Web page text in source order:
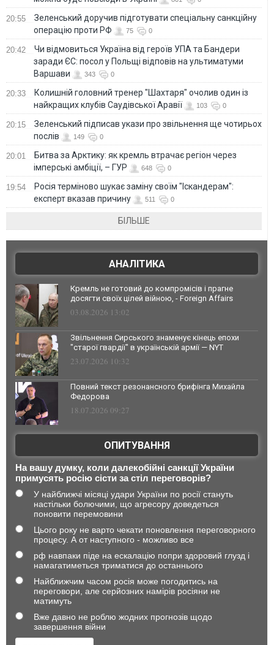
20:55
Зеленський доручив підготувати спеціальну санкційну
операцію проти РФ
75 0
20:42
Чи відмовиться Україна від героїв УПА та Бандери
заради ЄС: посол у Польщі відповів на ультиматуми
Варшави
343 0
20:33
Колишній головний тренер "Шахтаря" очолив один із
найкращих клубів Саудівської Аравії
103 0
20:15
Зеленський підписав укази про звільнення ще чотирьох
послів
149 0
20:01
Битва за Арктику: як кремль втрачає регіон через
імперські амбіції, – ГУР
648 0
19:54
Росія терміново шукає заміну своїм "Іскандерам":
експерт вказав причину
511 0
БІЛЬШЕ
АНАЛІТИКА
Кремль не готовий до компромісів і прагне
досягти своїх цілей війною, - Foreign Affairs
03.08.2026 13:02
Звільнення Сирського знаменує кінець епохи
"старої гвардії" в українській армії — NYT
23.07.2026 10:32
Повний текст резонансного брифінга Михайла
Федорова
18.07.2026 09:27
ОПИТУВАННЯ
На вашу думку, коли далекобійні санкції України
примусять росію сісти за стіл переговорів?
У найближчі місяці удари України по росії стануть
настільки болючими, що агресору доведеться
поновити перемовини
Цього року не варто чекати поновлення переговорного
процесу. А от наступного - можливо все
рф навпаки піде на ескалацію попри здоровий глузд і
намагатиметься триматися до останнього
Найближчим часом росія може погодитись на
переговори, але серйозних намірів росіяни не
матимуть
Вже давно не роблю жодних прогнозів щодо
завершення війни